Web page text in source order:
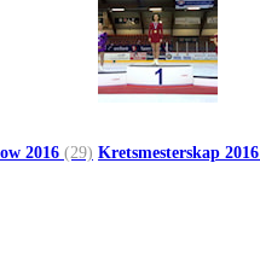
2016 (29) Kretsmesterskap 2016